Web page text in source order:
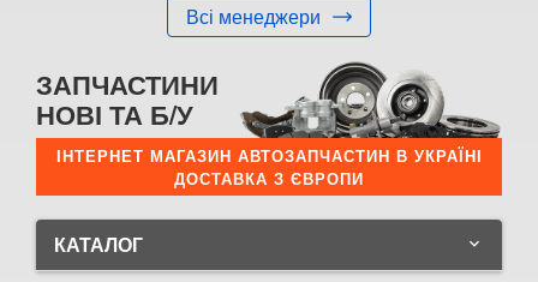
Всі менеджери
ЗАПЧАСТИНИ
НОВІ ТА Б/У
ІНТЕРНЕТ МАГАЗИН АВТОЗАПЧАСТИН В УКРАЇНІ
ДОСТАВКА З ЄВРОПИ
КАТАЛОГ keyboard_arrow_down